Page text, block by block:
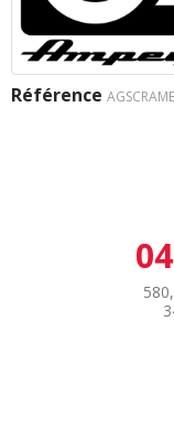
Référence